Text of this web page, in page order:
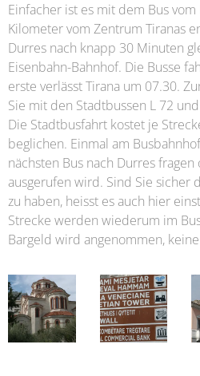
Einfacher ist es mit dem Bus
Kilometer vom Zentrum Tiranas
Durres nach knapp 30 Minuten
Eisenbahn-Bahnhof. Die Busse
erste verlässt Tirana um 07.30.
Sie mit den Stadtbussen L 72
Die Stadtbusfahrt kostet je
beglichen. Einmal am
nächsten Bus nach Durres
ausgerufen wird. Sind Sie sicher
zu haben, heisst es auch hier
Strecke werden wiederum im
Bargeld wird angenommen,